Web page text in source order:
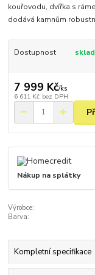
kouřovodu, dvířka s
dodává kamnům
Dostupnost
7 999 Kč/ks
6 611 Kč bez DPH
Nákup na splátky
Výrobce:
Barva:
Kompletní specifikace